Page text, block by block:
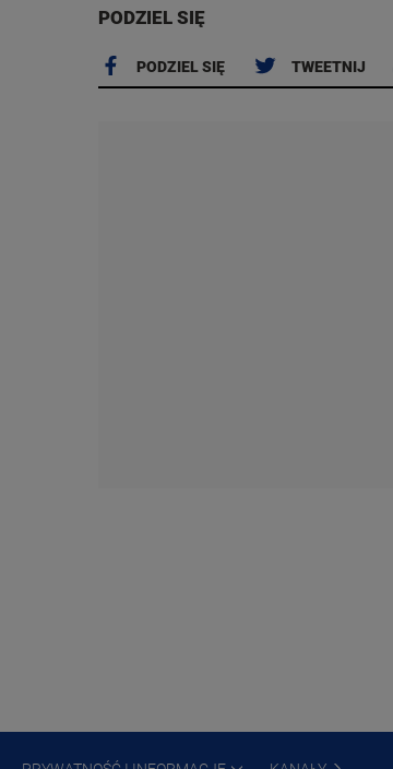
PODZIEL SIĘ
PODZIEL SIĘ TWEETNIJ